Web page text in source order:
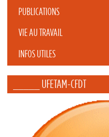
PUBLICATIONS
VIE AU TRAVAIL
INFOS UTILES
_____ UFETAM-CFDT